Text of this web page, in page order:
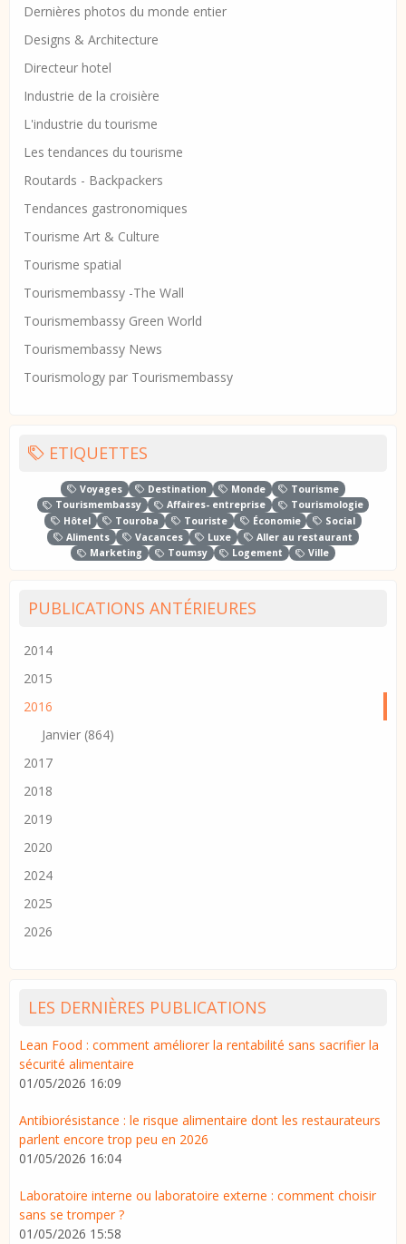
Dernières photos du monde entier
Designs & Architecture
Directeur hotel
Industrie de la croisière
L'industrie du tourisme
Les tendances du tourisme
Routards - Backpackers
Tendances gastronomiques
Tourisme Art & Culture
Tourisme spatial
Tourismembassy -The Wall
Tourismembassy Green World
Tourismembassy News
Tourismology par Tourismembassy
ETIQUETTES
Voyages Destination Monde
Tourisme
Tourismembassy
Affaires- entreprise
Tourismologie
Hôtel
Touroba Touriste Économie
Social
Aliments
Vacances Luxe
Aller au restaurant
Marketing
Toumsy Logement Ville
PUBLICATIONS ANTÉRIEURES
2014
2015
2016
Janvier (864)
2017
2018
2019
2020
2024
2025
2026
LES DERNIÈRES PUBLICATIONS
Lean Food : comment améliorer la rentabilité sans sacrifier la
sécurité alimentaire
01/05/2026 16:09
Antibiorésistance : le risque alimentaire dont les restaurateurs
parlent encore trop peu en 2026
01/05/2026 16:04
Laboratoire interne ou laboratoire externe : comment choisir
sans se tromper ?
01/05/2026 15:58